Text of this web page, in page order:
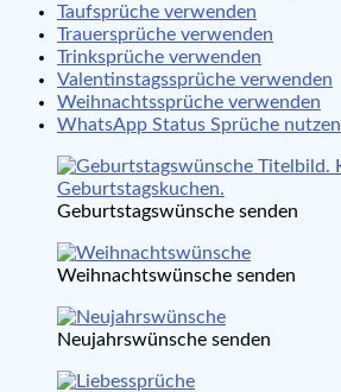
Taufsprüche verwenden
Trauersprüche verwenden
Trinksprüche verwenden
Valentinstagssprüche verwenden
Weihnachtssprüche verwenden
WhatsApp Status Sprüche nutzen
Geburtstagswünsche senden
Weihnachtswünsche senden
Neujahrswünsche senden